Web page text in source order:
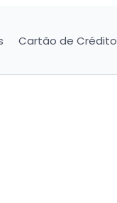
Cartão de Crédito